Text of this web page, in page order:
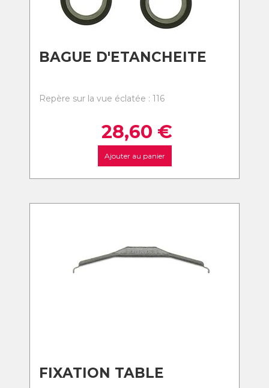
BAGUE D'ETANCHEITE
Repère sur la vue éclatée : 116
28,60 €
Ajouter au panier
FIXATION TABLE